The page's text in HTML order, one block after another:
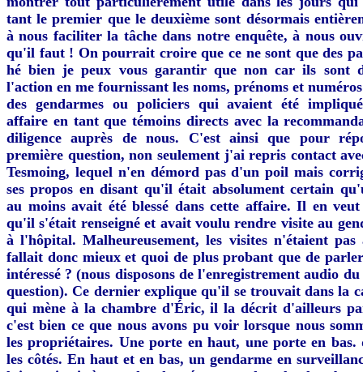
tant le premier que le deuxième sont désormais
à nous faciliter la tâche dans notre enquête, à nous
qu'il faut ! On pourrait croire que ce ne sont que des
hé bien je peux vous garantir que non car ils sont
l'action en me fournissant les noms, prénoms et
des gendarmes ou policiers qui avaient été
affaire en tant que témoins directs avec la
diligence auprès de nous. C'est ainsi que pour
première question, non seulement j'ai repris contact
Tesmoing, lequel n'en démord pas d'un poil mais
ses propos en disant qu'il était absolument certain
au moins avait été blessé dans cette affaire. Il en
qu'il s'était renseigné et avait voulu rendre visite au
à l'hôpital. Malheureusement, les visites n'étaient pas
fallait donc mieux et quoi de plus probant que de
intéressé ? (nous disposons de l'enregistrement audio
question). Ce dernier explique qu'il se trouvait dans la
qui mène à la chambre d'Éric, il la décrit d'ailleurs
c'est bien ce que nous avons pu voir lorsque nous
les propriétaires. Une porte en haut, une porte en bas.
les côtés. En haut et en bas, un gendarme en